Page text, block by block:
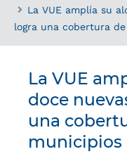
La VUE amplía su
logra una cobertura
La VUE
doce
una
municipios